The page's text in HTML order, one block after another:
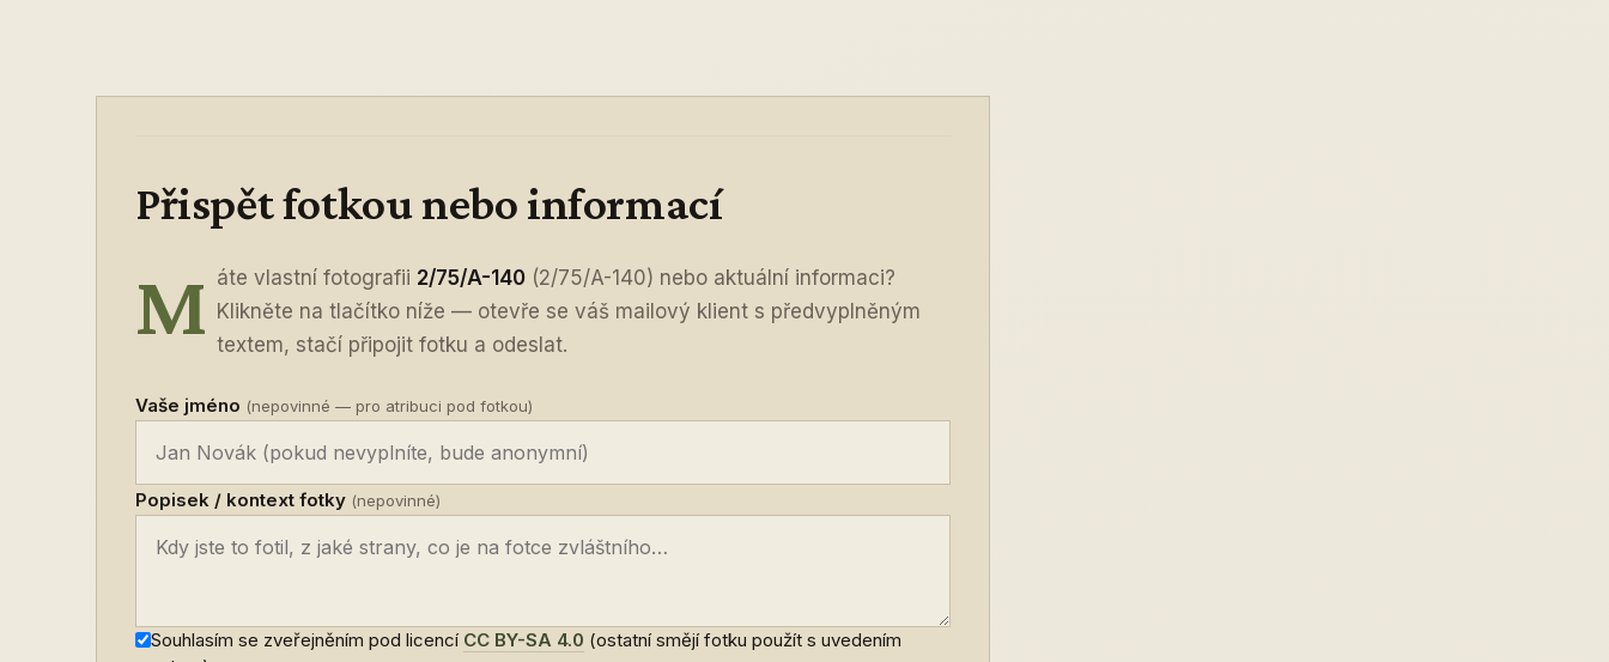
Přispět fotkou nebo informací
M áte vlastní fotografii 2/75/A-140 (2/75/A-140) nebo aktuální informaci?
Klikněte na tlačítko níže — otevře se váš mailový klient s předvyplněným
textem, stačí připojit fotku a odeslat.
Vaše jméno (nepovinné — pro atribuci pod fotkou)
Popisek / kontext fotky (nepovinné)
Souhlasím se zveřejněním pod licencí CC BY-SA 4.0 (ostatní smějí fotku použít s uvedením